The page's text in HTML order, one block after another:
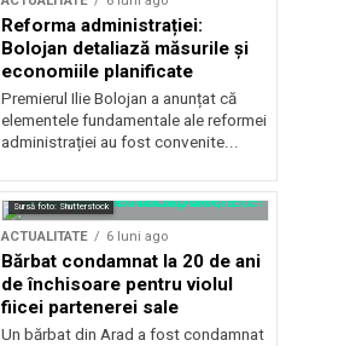
Reforma administrației:
Bolojan detaliază măsurile și
economiile planificate
Premierul Ilie Bolojan a anunțat că
elementele fundamentale ale reformei
administrației au fost convenite...
Sursă foto: Shutterstock
ACTUALITATE 6 luni ago
Bărbat condamnat la 20 de ani
de închisoare pentru violul
fiicei partenerei sale
Un bărbat din Arad a fost condamnat